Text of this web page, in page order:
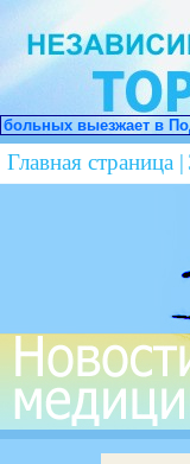
где вы
Главная страница |